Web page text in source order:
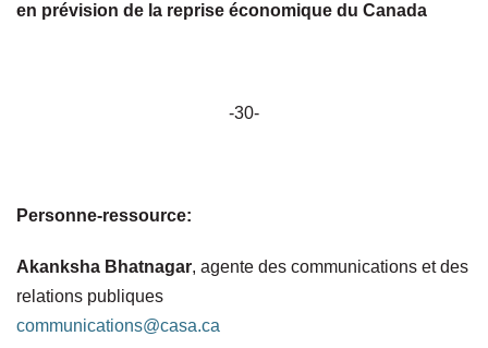
en prévision de la reprise économique du Canada
-30-
Personne-ressource:
Akanksha Bhatnagar, agente des communications et des
relations publiques
communications@casa.ca